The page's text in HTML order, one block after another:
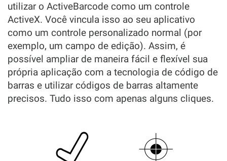
utilizar o ActiveBarcode como um controle
ActiveX. Você vincula isso ao seu aplicativo
como um controle personalizado normal (por
exemplo, um campo de edição). Assim, é
possível ampliar de maneira fácil e flexível sua
própria aplicação com a tecnologia de código de
barras e utilizar códigos de barras altamente
precisos. Tudo isso com apenas alguns cliques.